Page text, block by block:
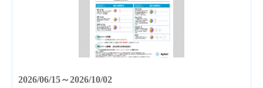
2026/06/15～2026/10/02